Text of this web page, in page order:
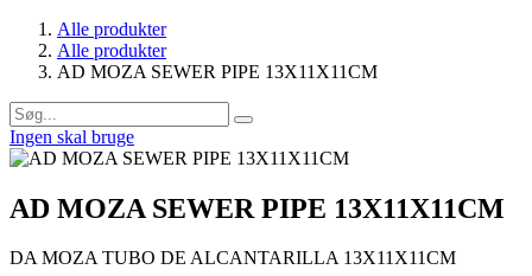
Alle produkter
Alle produkter
AD MOZA SEWER PIPE 13X11X11CM
Ingen skal bruge
AD MOZA SEWER PIPE 13X11X11CM
DA MOZA TUBO DE ALCANTARILLA 13X11X11CM